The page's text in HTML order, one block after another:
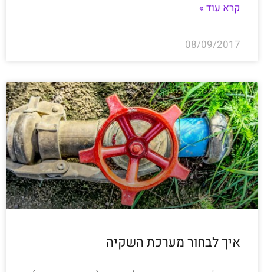
קרא עוד »
08/09/2017
איך לבחור מערכת השקיה